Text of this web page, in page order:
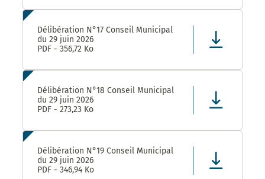
Délibération N°17 Conseil Municipal
du 29 juin 2026
PDF - 356,72 Ko
Délibération N°18 Conseil Municipal
du 29 juin 2026
PDF - 273,23 Ko
Délibération N°19 Conseil Municipal
du 29 juin 2026
PDF - 346,94 Ko